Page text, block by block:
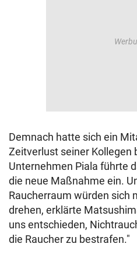
Demnach hatte sich ein
Zeitverlust seiner Kollegen
Unternehmen Piala führte
die neue Maßnahme ein.
Raucherraum würden sich
drehen, erklärte
uns entschieden,
die Raucher zu bestrafen."